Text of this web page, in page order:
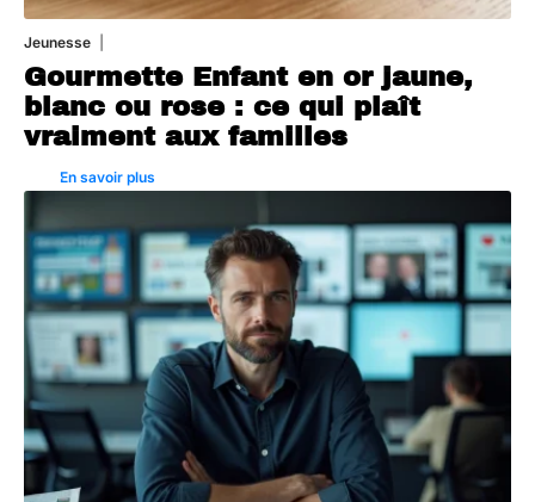
Jeunesse
Gourmette Enfant en or jaune,
blanc ou rose : ce qui plaît
vraiment aux familles
En savoir plus